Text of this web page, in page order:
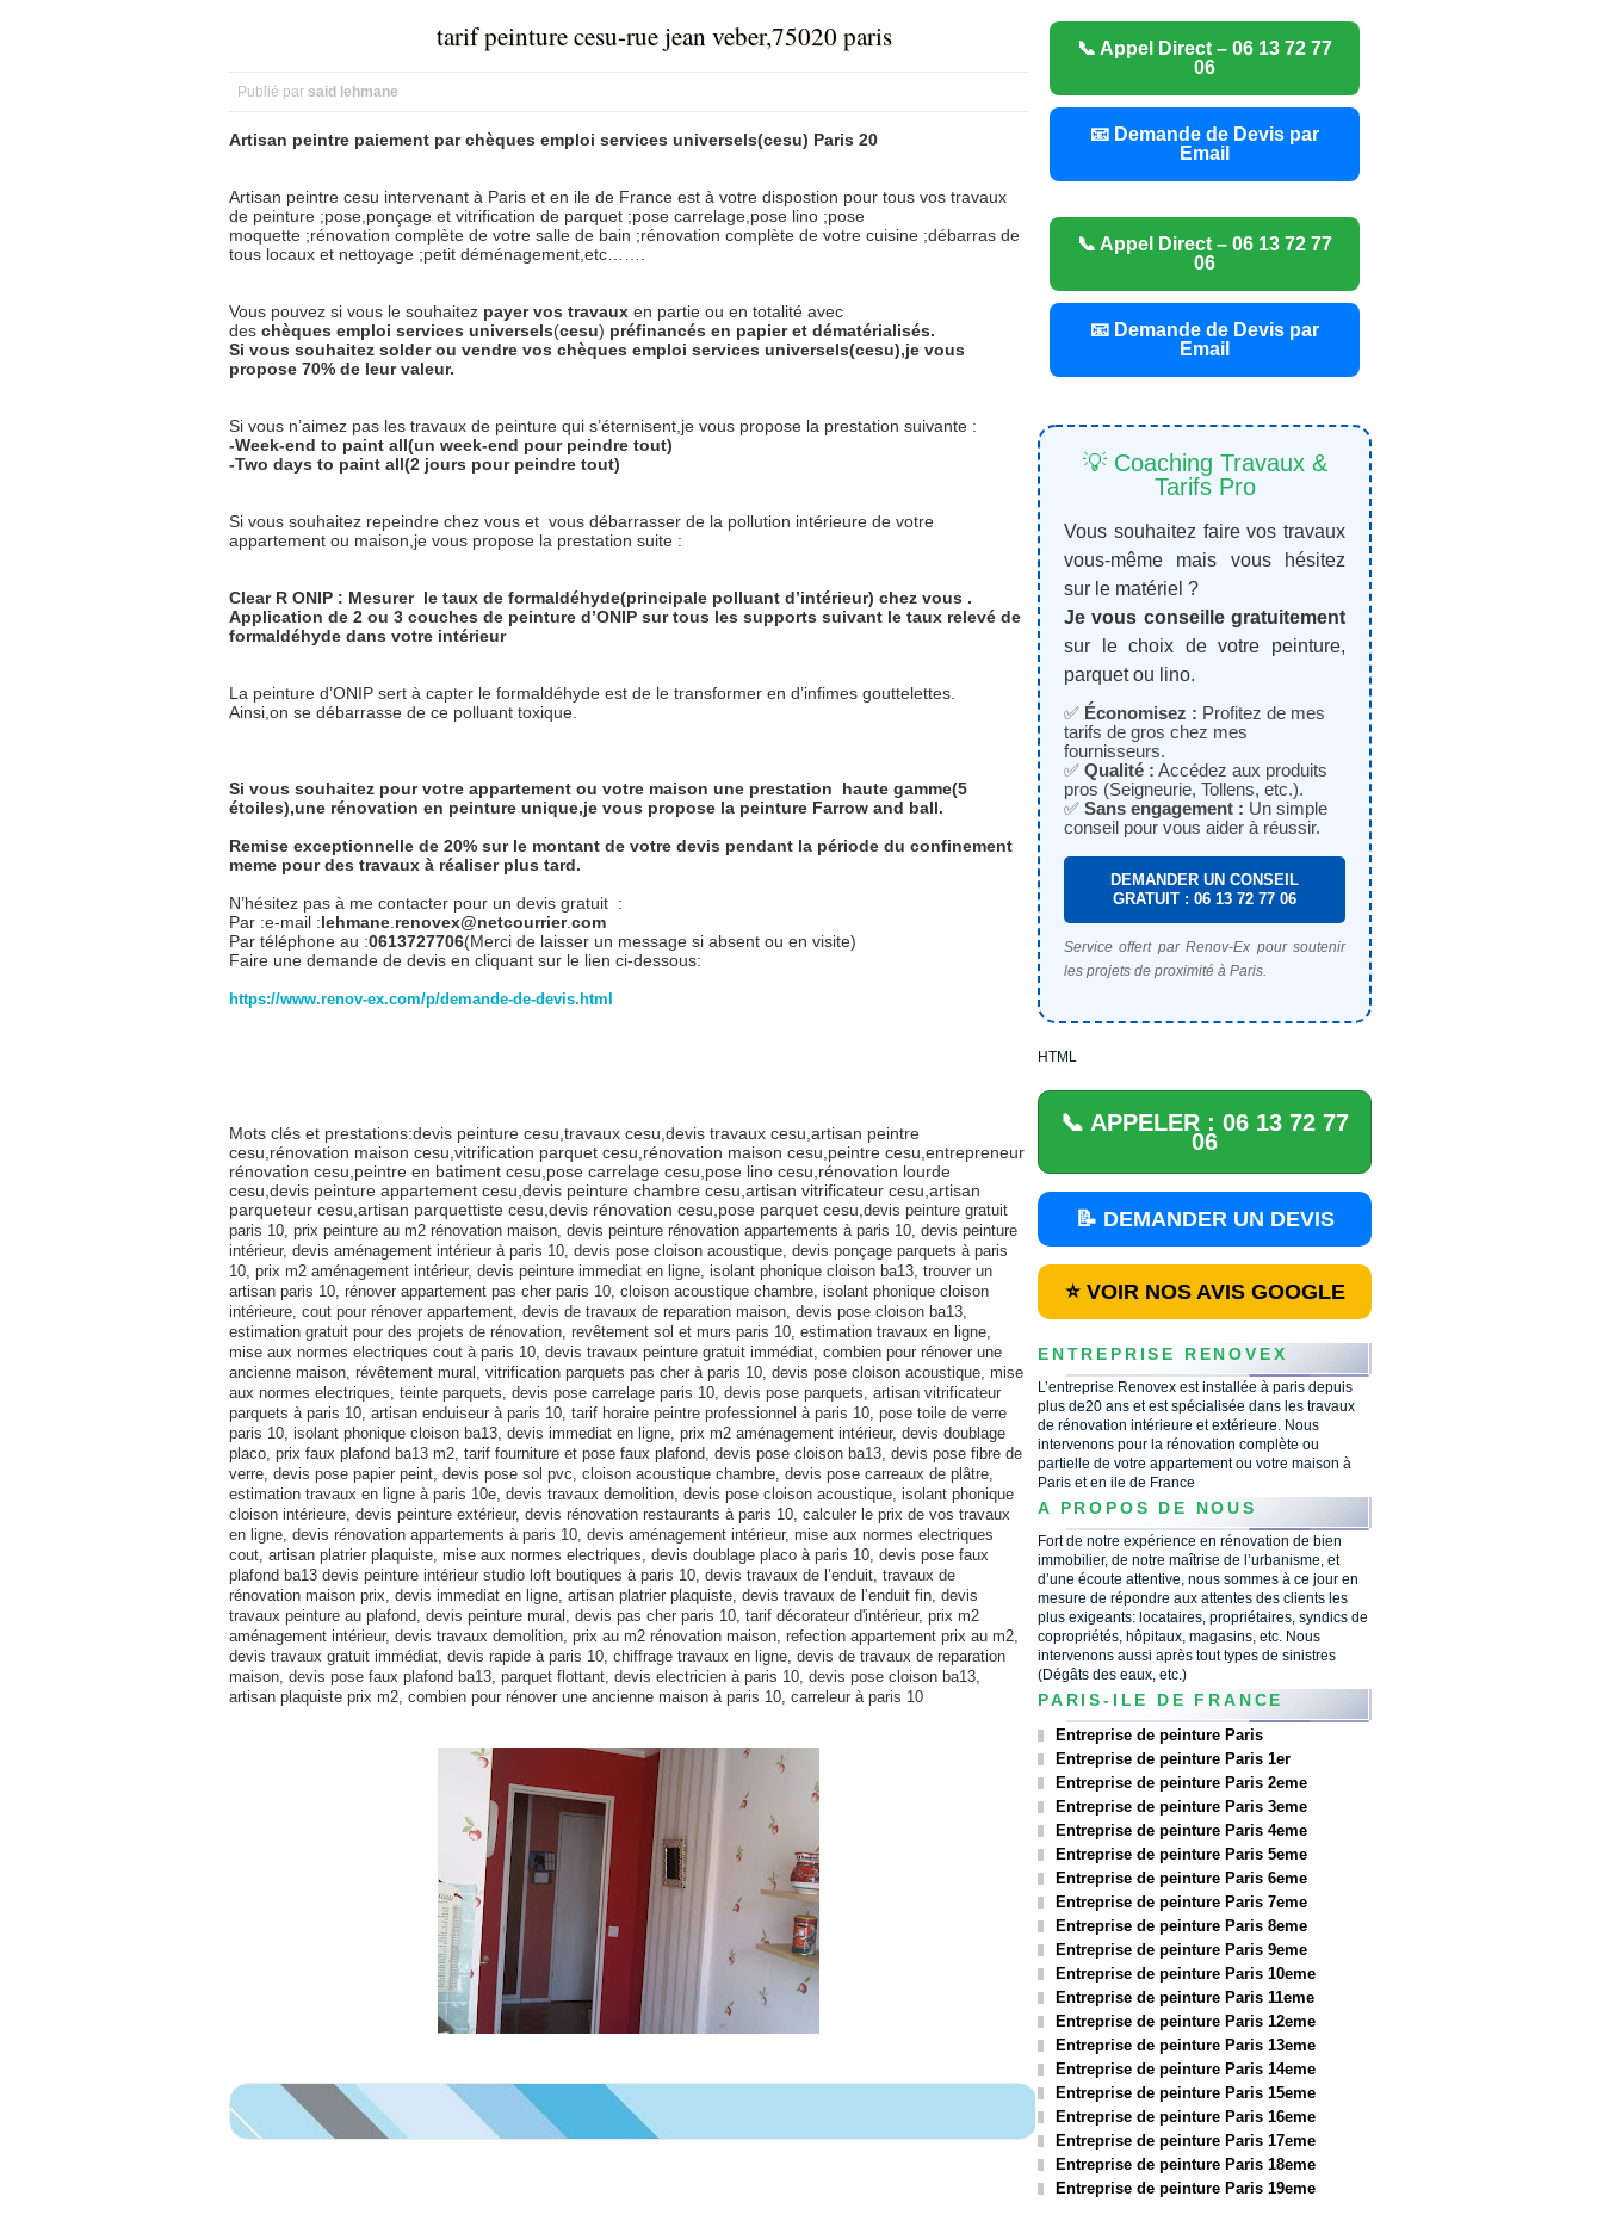
tarif peinture cesu-rue jean veber,75020 paris
Publié par said lehmane
Artisan peintre paiement par chèques emploi services universels(cesu) Paris 20
Artisan peintre cesu intervenant à Paris et en ile de France est à votre dispostion pour tous vos travaux
de peinture ;pose,ponçage et vitrification de parquet ;pose carrelage,pose lino ;pose
moquette ;rénovation complète de votre salle de bain ;rénovation complète de votre cuisine ;débarras de
tous locaux et nettoyage ;petit déménagement,etc…….
Vous pouvez si vous le souhaitez payer vos travaux en partie ou en totalité avec
des chèques emploi services universels(cesu) préfinancés en papier et dématérialisés.
Si vous souhaitez solder ou vendre vos chèques emploi services universels(cesu),je vous
propose 70% de leur valeur.
Si vous n’aimez pas les travaux de peinture qui s’éternisent,je vous propose la prestation suivante :
-Week-end to paint all(un week-end pour peindre tout)
-Two days to paint all(2 jours pour peindre tout)
Si vous souhaitez repeindre chez vous et vous débarrasser de la pollution intérieure de votre
appartement ou maison,je vous propose la prestation suite :
Clear R ONIP : Mesurer le taux de formaldéhyde(principale polluant d’intérieur) chez vous .
Application de 2 ou 3 couches de peinture d’ONIP sur tous les supports suivant le taux relevé de
formaldéhyde dans votre intérieur
La peinture d’ONIP sert à capter le formaldéhyde est de le transformer en d’infimes gouttelettes.
Ainsi,on se débarrasse de ce polluant toxique.
Si vous souhaitez pour votre appartement ou votre maison une prestation haute gamme(5
étoiles),une rénovation en peinture unique,je vous propose la peinture Farrow and ball.
Remise exceptionnelle de 20% sur le montant de votre devis pendant la période du confinement
meme pour des travaux à réaliser plus tard.
N’hésitez pas à me contacter pour un devis gratuit :
Par :e-mail :lehmane renovex@netcourrier.com
Par téléphone au :0613727706(Merci de laisser un message si absent ou en visite)
Faire une demande de devis en cliquant sur le lien ci-dessous:
https://www.renov-ex.com/p/demande-de-devis.html
Mots clés et prestations:devis peinture cesu,travaux cesu,devis travaux cesu,artisan peintre
cesu,rénovation maison cesu,vitrification parquet cesu,rénovation maison cesu,peintre cesu,entrepreneur
rénovation cesu,peintre en batiment cesu,pose carrelage cesu,pose lino cesu,rénovation lourde
cesu,devis peinture appartement cesu,devis peinture chambre cesu,artisan vitrificateur cesu,artisan
parqueteur cesu,artisan parquettiste cesu,devis rénovation cesu,pose parquet cesu, devis peinture gratuit
paris 10, prix peinture au m2 rénovation maison, devis peinture rénovation appartements à paris 10, devis peinture
intérieur, devis aménagement intérieur à paris 10, devis pose cloison acoustique, devis ponçage parquets à paris
10, prix m2 aménagement intérieur, devis peinture immediat en ligne, isolant phonique cloison ba13, trouver un
artisan paris 10, rénover appartement pas cher paris 10, cloison acoustique chambre, isolant phonique cloison
intérieure, cout pour rénover appartement, devis de travaux de reparation maison, devis pose cloison ba13,
estimation gratuit pour des projets de rénovation, revêtement sol et murs paris 10, estimation travaux en ligne,
mise aux normes electriques cout à paris 10, devis travaux peinture gratuit immédiat, combien pour rénover une
ancienne maison, révêtement mural, vitrification parquets pas cher à paris 10, devis pose cloison acoustique, mise
aux normes electriques, teinte parquets, devis pose carrelage paris 10, devis pose parquets, artisan vitrificateur
parquets à paris 10, artisan enduiseur à paris 10, tarif horaire peintre professionnel à paris 10, pose toile de verre
paris 10, isolant phonique cloison ba13, devis immediat en ligne, prix m2 aménagement intérieur, devis doublage
placo, prix faux plafond ba13 m2, tarif fourniture et pose faux plafond, devis pose cloison ba13, devis pose fibre de
verre, devis pose papier peint, devis pose sol pvc, cloison acoustique chambre, devis pose carreaux de plâtre,
estimation travaux en ligne à paris 10e, devis travaux demolition, devis pose cloison acoustique, isolant phonique
cloison intérieure, devis peinture extérieur, devis rénovation restaurants à paris 10, calculer le prix de vos travaux
en ligne, devis rénovation appartements à paris 10, devis aménagement intérieur, mise aux normes electriques
cout, artisan platrier plaquiste, mise aux normes electriques, devis doublage placo à paris 10, devis pose faux
plafond ba13 devis peinture intérieur studio loft boutiques à paris 10, devis travaux de l’enduit, travaux de
rénovation maison prix, devis immediat en ligne, artisan platrier plaquiste, devis travaux de l’enduit fin, devis
travaux peinture au plafond, devis peinture mural, devis pas cher paris 10, tarif décorateur d'intérieur, prix m2
aménagement intérieur, devis travaux demolition, prix au m2 rénovation maison, refection appartement prix au m2,
devis travaux gratuit immédiat, devis rapide à paris 10, chiffrage travaux en ligne, devis de travaux de reparation
maison, devis pose faux plafond ba13, parquet flottant, devis electricien à paris 10, devis pose cloison ba13,
artisan plaquiste prix m2, combien pour rénover une ancienne maison à paris 10, carreleur à paris 10
📞 Appel Direct – 06 13 72 77
06
📧 Demande de Devis par
Email
📞 Appel Direct – 06 13 72 77
06
📧 Demande de Devis par
Email
💡 Coaching Travaux &
Tarifs Pro
Vous souhaitez faire vos travaux
vous-même mais vous hésitez
sur le matériel ?
Je vous conseille gratuitement
sur le choix de votre peinture,
parquet ou lino.
✅ Économisez : Profitez de mes
tarifs de gros chez mes
fournisseurs.
✅ Qualité : Accédez aux produits
pros (Seigneurie, Tollens, etc.).
✅ Sans engagement : Un simple
conseil pour vous aider à réussir.
DEMANDER UN CONSEIL
GRATUIT : 06 13 72 77 06
Service offert par Renov-Ex pour soutenir
les projets de proximité à Paris.
HTML
📞 APPELER : 06 13 72 77
06
📝 DEMANDER UN DEVIS
⭐ VOIR NOS AVIS GOOGLE
ENTREPRISE RENOVEX
L’entreprise Renovex est installée à paris depuis
plus de20 ans et est spécialisée dans les travaux
de rénovation intérieure et extérieure. Nous
intervenons pour la rénovation complète ou
partielle de votre appartement ou votre maison à
Paris et en ile de France
A PROPOS DE NOUS
Fort de notre expérience en rénovation de bien
immobilier, de notre maîtrise de l’urbanisme, et
d’une écoute attentive, nous sommes à ce jour en
mesure de répondre aux attentes des clients les
plus exigeants: locataires, propriétaires, syndics de
copropriétés, hôpitaux, magasins, etc. Nous
intervenons aussi après tout types de sinistres
(Dégâts des eaux, etc.)
PARIS-ILE DE FRANCE
Entreprise de peinture Paris
Entreprise de peinture Paris 1er
Entreprise de peinture Paris 2eme
Entreprise de peinture Paris 3eme
Entreprise de peinture Paris 4eme
Entreprise de peinture Paris 5eme
Entreprise de peinture Paris 6eme
Entreprise de peinture Paris 7eme
Entreprise de peinture Paris 8eme
Entreprise de peinture Paris 9eme
Entreprise de peinture Paris 10eme
Entreprise de peinture Paris 11eme
Entreprise de peinture Paris 12eme
Entreprise de peinture Paris 13eme
Entreprise de peinture Paris 14eme
Entreprise de peinture Paris 15eme
Entreprise de peinture Paris 16eme
Entreprise de peinture Paris 17eme
Entreprise de peinture Paris 18eme
Entreprise de peinture Paris 19eme